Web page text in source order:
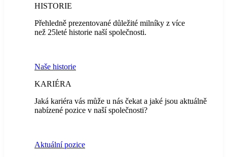
HISTORIE
Přehledně prezentované důležité milníky z více
než 25leté historie naší společnosti.
Naše historie
KARIÉRA
Jaká kariéra vás může u nás čekat a jaké jsou aktuálně
nabízené pozice v naší společnosti?
Aktuální pozice